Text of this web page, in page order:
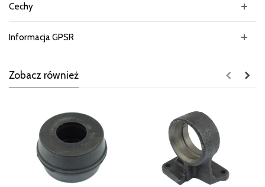
Cechy
Informacja GPSR
Zobacz również